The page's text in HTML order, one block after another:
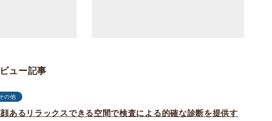
ュー記事
の他
あるリラックスできる空間で検査による的確な診断を提供す